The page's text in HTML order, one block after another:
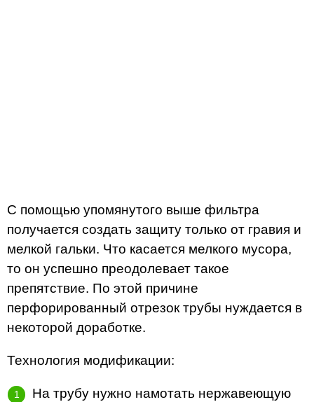
С помощью упомянутого выше фильтра
получается создать защиту только от гравия и
мелкой гальки. Что касается мелкого мусора,
то он успешно преодолевает такое
препятствие. По этой причине
перфорированный отрезок трубы нуждается в
некоторой доработке.
Технология модификации:
На трубу нужно намотать нержавеющую